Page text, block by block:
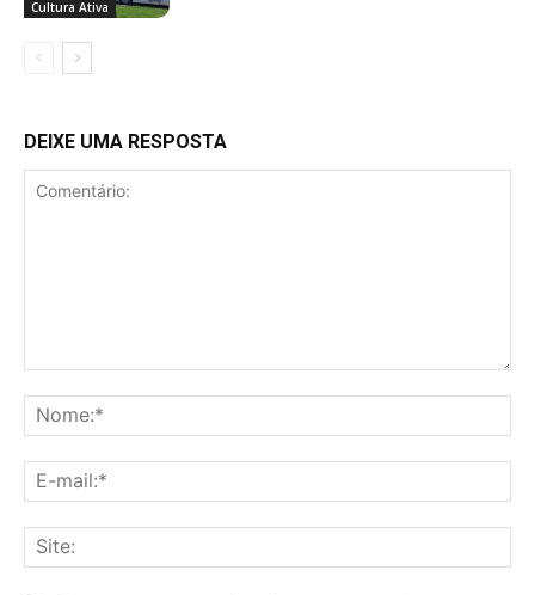
Cultura Ativa
DEIXE UMA RESPOSTA